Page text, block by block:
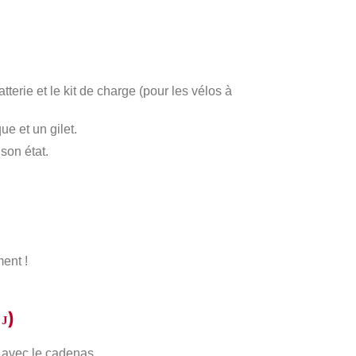
et le kit de charge (pour les vélos à
et un gilet.
état.
!
J)
le cadenas.